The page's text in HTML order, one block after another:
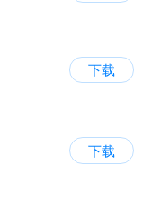
下载
下载